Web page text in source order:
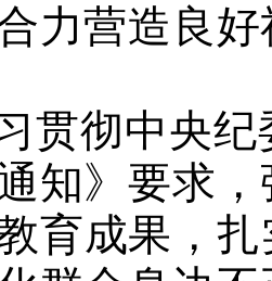
力营造良
贯彻中央
知》要求
育成果，